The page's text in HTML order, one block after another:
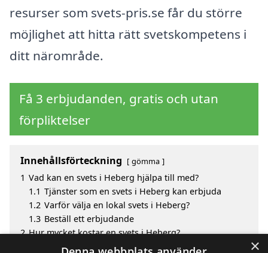
resurser som svets-pris.se får du större
möjlighet att hitta rätt svetskompetens i
ditt närområde.
Få 3 erbjudanden, gratis och utan
förpliktelser
Innehållsförteckning gömma
1 Vad kan en svets i Heberg hjälpa till med?
1.1 Tjänster som en svets i Heberg kan erbjuda
1.2 Varför välja en lokal svets i Heberg?
1.3 Beställ ett erbjudande
2 Hur mycket kostar en svets i Heberg?
Fördelar med att välja svets i Heberg ×